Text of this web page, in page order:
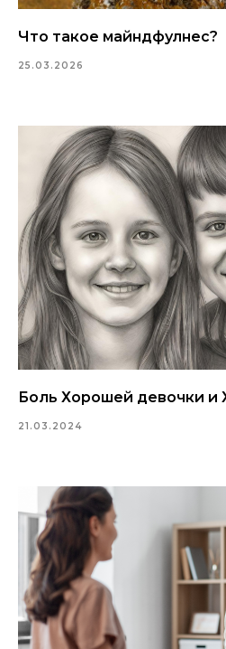
Что такое майндфулнес?
25.03.2026
Боль Хорошей девочки и
21.03.2024